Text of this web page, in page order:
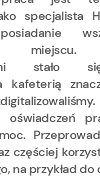
specjalista
miejscu.
stało
kafeterią
oświadczeń
częściej
na przykład do